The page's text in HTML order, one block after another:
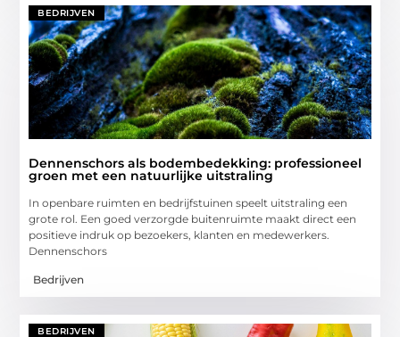
BEDRIJVEN
Dennenschors als bodembedekking: professioneel
groen met een natuurlijke uitstraling
In openbare ruimten en bedrijfstuinen speelt uitstraling een
grote rol. Een goed verzorgde buitenruimte maakt direct een
positieve indruk op bezoekers, klanten en medewerkers.
Dennenschors
Bedrijven
BEDRIJVEN